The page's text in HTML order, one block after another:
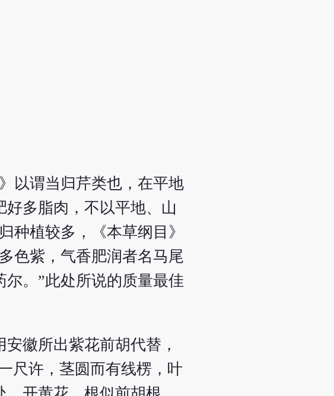
以谓当归芹类也，在平地
多脂肉，不以平地、山
种植较多，《本草纲目》
色紫，气香肥润者名马尾
。”此处所说的质量最佳
徽所出紫花前胡代替，
尺许，茎圆而有线楞，叶